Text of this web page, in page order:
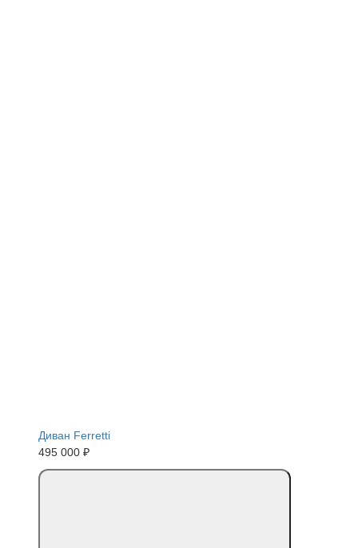
Диван Ferretti
495 000 ₽